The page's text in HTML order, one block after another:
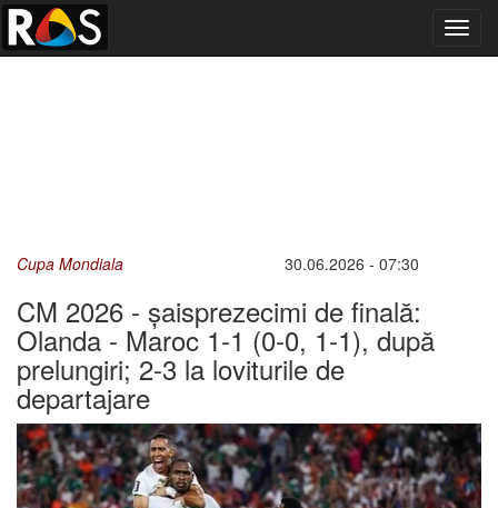
Cupa Mondiala 30.06.2026 - 07:30
CM 2026 - șaisprezecimi de finală:
Olanda - Maroc 1-1 (0-0, 1-1), după
prelungiri; 2-3 la loviturile de
departajare